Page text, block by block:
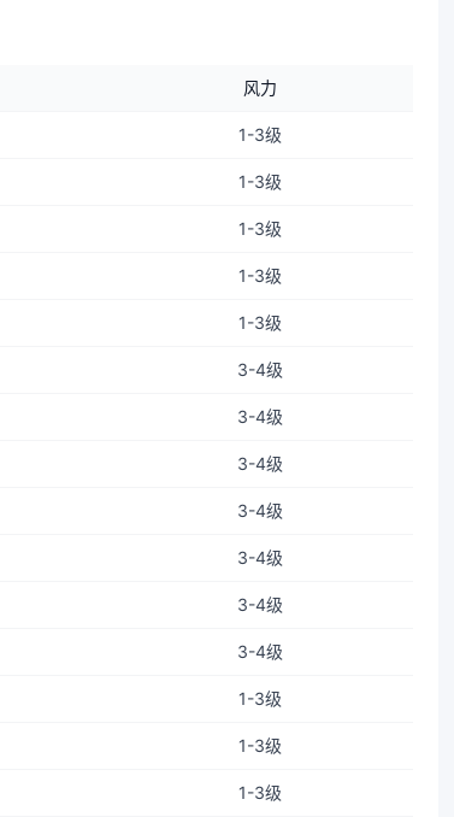
风力
1-3级
1-3级
1-3级
1-3级
1-3级
3-4级
3-4级
3-4级
3-4级
3-4级
3-4级
3-4级
1-3级
1-3级
1-3级